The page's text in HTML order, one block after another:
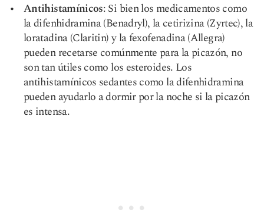
Antihistamínicos: Si bien los medicamentos como
la difenhidramina (Benadryl), la cetirizina (Zyrtec), la
loratadina (Claritin) y la fexofenadina (Allegra)
pueden recetarse comúnmente para la picazón, no
son tan útiles como los esteroides. Los
antihistamínicos sedantes como la difenhidramina
pueden ayudarlo a dormir por la noche si la picazón
es intensa.